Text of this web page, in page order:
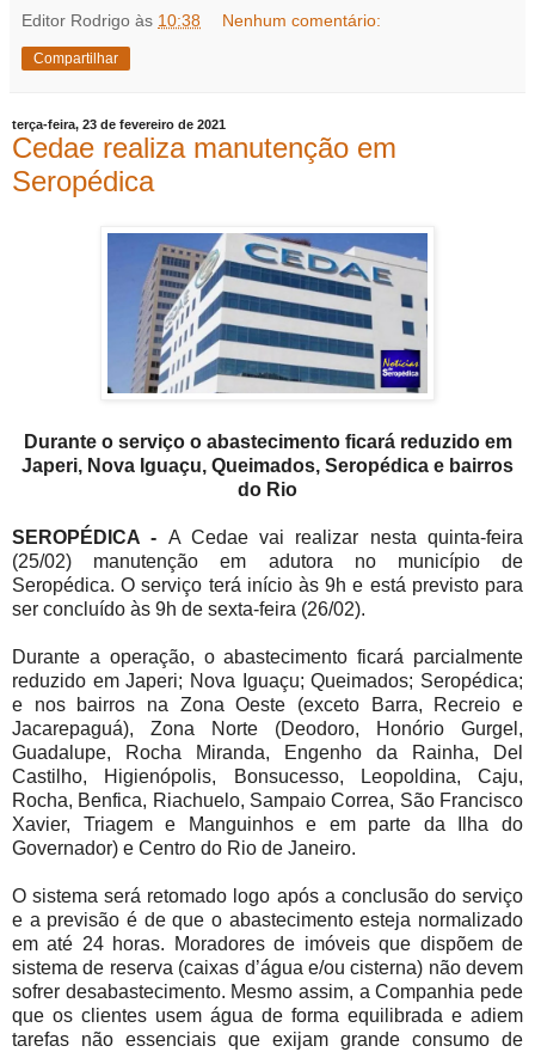
Editor Rodrigo às 10:38 Nenhum comentário:
Compartilhar
terça-feira, 23 de fevereiro de 2021
Cedae realiza manutenção em
Seropédica
Durante o serviço o abastecimento ficará reduzido em
Japeri, Nova Iguaçu, Queimados, Seropédica e bairros
do Rio
SEROPÉDICA - A Cedae vai realizar nesta quinta-feira
(25/02) manutenção em adutora no município de
Seropédica. O serviço terá início às 9h e está previsto para
ser concluído às 9h de sexta-feira (26/02).
Durante a operação, o abastecimento ficará parcialmente
reduzido em Japeri; Nova Iguaçu; Queimados; Seropédica;
e nos bairros na Zona Oeste (exceto Barra, Recreio e
Jacarepaguá), Zona Norte (Deodoro, Honório Gurgel,
Guadalupe, Rocha Miranda, Engenho da Rainha, Del
Castilho, Higienópolis, Bonsucesso, Leopoldina, Caju,
Rocha, Benfica, Riachuelo, Sampaio Correa, São Francisco
Xavier, Triagem e Manguinhos e em parte da Ilha do
Governador) e Centro do Rio de Janeiro.
O sistema será retomado logo após a conclusão do serviço
e a previsão é de que o abastecimento esteja normalizado
em até 24 horas. Moradores de imóveis que dispõem de
sistema de reserva (caixas d’água e/ou cisterna) não devem
sofrer desabastecimento. Mesmo assim, a Companhia pede
que os clientes usem água de forma equilibrada e adiem
tarefas não essenciais que exijam grande consumo de